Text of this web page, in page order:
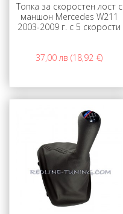
Топка за скоростен лост с
маншон Mercedes W211
2003-2009 г. с 5 скорости
37,00 лв (18,92 €)